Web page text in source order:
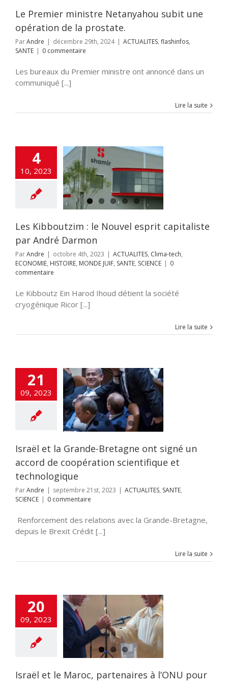
Le Premier ministre Netanyahou subit une
opération de la prostate.
ParAndre | décembre 29th, 2024 | ACTUALITES, flashinfos,
SANTE | 0 commentaire
Les bureaux du Premier ministre ont annoncé dans un
communiqué [...]
Lire la suite
4
10, 2023
: le
par André
Clima-tech
SCIENCELes Kibboutzim : le Nouvel esprit capitaliste
par André Darmon
ParAndre | octobre 4th, 2023 | ACTUALITES, Clima-tech,
ECONOMIE, HISTOIRE, MONDE JUIF, SANTE, SCIENCE | 0
commentaire
Le Kibboutz Ein Harod Ihoud détient la société
cryogénique Ricor [...]
Lire la suite
21
09, 2023
la Grande-
ont signé un
coopération
et
Israël et la Grande-Bretagne ont signé un
accord de coopération scientifique et
technologique
ParAndre | septembre 21st, 2023 | ACTUALITES, SANTE,
SCIENCE | 0 commentaire
Renforcement des relations avec la Grande-Bretagne,
depuis le Brexit Crédit [...]
Lire la suite
20
09, 2023
à l’ONU
projet de
sur la
et la lutte
pandémies
SCIENCEIsraël et le Maroc, partenaires à l’ONU pour